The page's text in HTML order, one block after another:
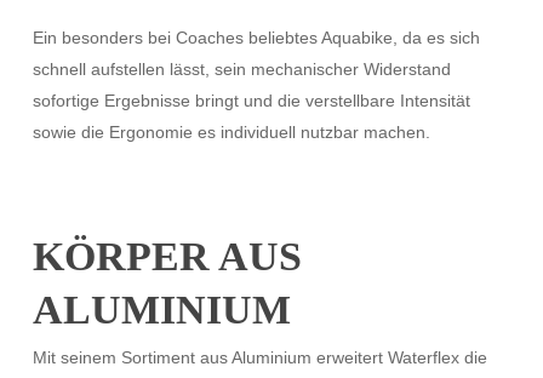
Ein besonders bei Coaches beliebtes Aquabike, da es sich
schnell aufstellen lässt, sein mechanischer Widerstand
sofortige Ergebnisse bringt und die verstellbare Intensität
sowie die Ergonomie es individuell nutzbar machen.
KÖRPER AUS
ALUMINIUM
Mit seinem Sortiment aus Aluminium erweitert Waterflex die